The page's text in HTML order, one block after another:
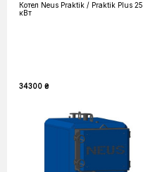
Котел Neus Praktik / Praktik Plus 25
кВт
34300 ₴